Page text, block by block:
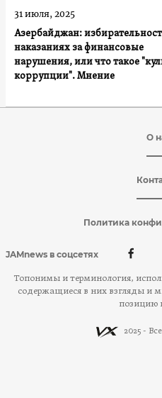
Азербайджан:
наказаниях за финансовые
нарушения, или что такое
коррупции". Мнение
31 июля, 2025
О
Политика
JAMnews в соцсетях
Топонимы и терминология,
содержащиеся в них взгляды и
позицию
2025 -